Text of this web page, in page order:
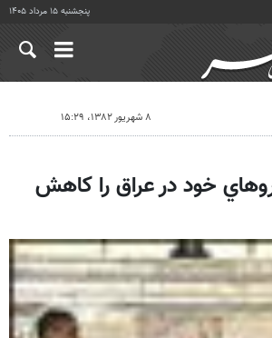
پنجشنبه ۱۵ مرداد ۱۴۰۵
۸ شهریور ۱۳۸۲، ۱۵:۲۹
خود در عراق را كاهش